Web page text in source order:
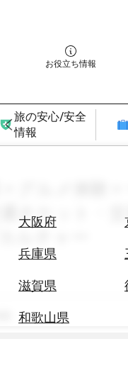
お役立ち情報
旅の安心/安全
情報
大阪府
兵庫県
滋賀県
和歌山県
× グルメ体験
通チケット・